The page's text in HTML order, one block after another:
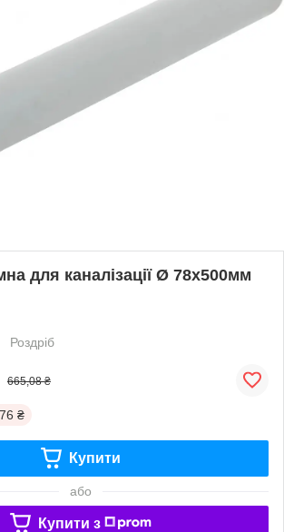
для каналізації Ø 78х500мм
Роздріб
665,08 ₴
₴
Купити
або
Купити з